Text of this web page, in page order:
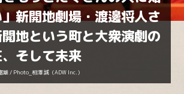
新開地劇場・渡邊将人さ
地という町と大衆演劇の
そして未来
/ Photo_相澤 誠（ADW Inc.）